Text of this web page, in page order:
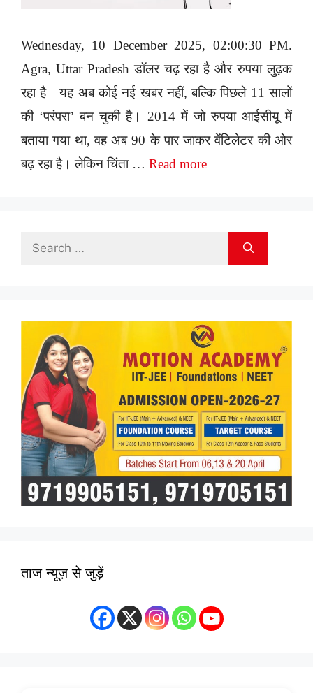
Wednesday, 10 December 2025, 02:00:30 PM.
Agra, Uttar Pradesh डॉलर चढ़ रहा है और रुपया लुढ़क
रहा है—यह अब कोई नई खबर नहीं, बल्कि पिछले 11 सालों
की ‘परंपरा’ बन चुकी है। 2014 में जो रुपया आईसीयू में
बताया गया था, वह अब 90 के पार जाकर वेंटिलेटर की ओर
बढ़ रहा है। लेकिन चिंता … Read more
Search
ताज न्यूज़ से जुड़ें